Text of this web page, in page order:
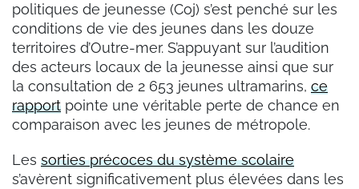
politiques de jeunesse (Coj) s’est penché sur les
conditions de vie des jeunes dans les douze
territoires d’Outre-mer. S’appuyant sur l’audition
des acteurs locaux de la jeunesse ainsi que sur
la consultation de 2 653 jeunes ultramarins, ce
rapport pointe une véritable perte de chance en
comparaison avec les jeunes de métropole.
Les sorties précoces du système scolaire
s’avèrent significativement plus élevées dans les